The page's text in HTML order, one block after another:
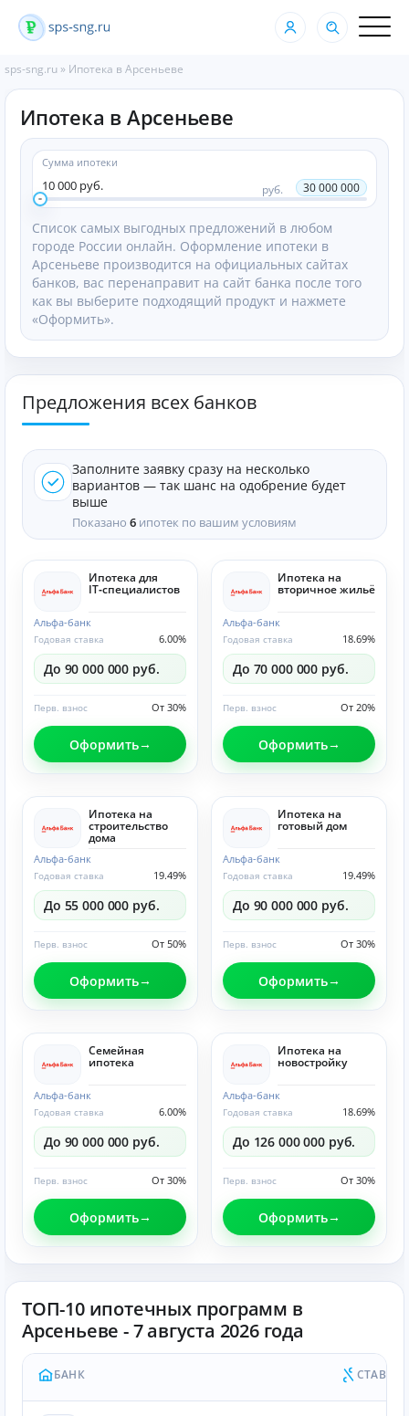
sps-sng.ru » Ипотека в Арсеньеве
Ипотека в Арсеньеве
Сумма ипотеки
10 000 руб. руб. 30 000 000
Список самых выгодных предложений в любом
городе России онлайн. Оформление ипотеки в
Арсеньеве производится на официальных сайтах
банков, вас перенаправит на сайт банка после того
как вы выберите подходящий продукт и нажмете
«Оформить».
Предложения всех банков
Заполните заявку сразу на несколько
вариантов — так шанс на одобрение будет
выше
Показано 6 ипотек по вашим условиям
Ипотека для
IT‑специалистов
Альфа-банк
6.00%
Годовая ставка
До 90 000 000 руб.
От 30%
Перв. взнос
Оформить
Ипотека на
вторичное жильё
Альфа-банк
18.69%
Годовая ставка
До 70 000 000 руб.
От 20%
Перв. взнос
Оформить
Ипотека на
строительство
дома
Альфа-банк
19.49%
Годовая ставка
До 55 000 000 руб.
От 50%
Перв. взнос
Оформить
Ипотека на
готовый дом
Альфа-банк
19.49%
Годовая ставка
До 90 000 000 руб.
От 30%
Перв. взнос
Оформить
Семейная
ипотека
Альфа-банк
6.00%
Годовая ставка
До 90 000 000 руб.
От 30%
Перв. взнос
Оформить
Ипотека на
новостройку
Альфа-банк
18.69%
Годовая ставка
До 126 000 000 руб.
От 30%
Перв. взнос
Оформить
ТОП-10 ипотечных программ в
Арсеньеве - 7 августа 2026 года
БАНК СТАВКА